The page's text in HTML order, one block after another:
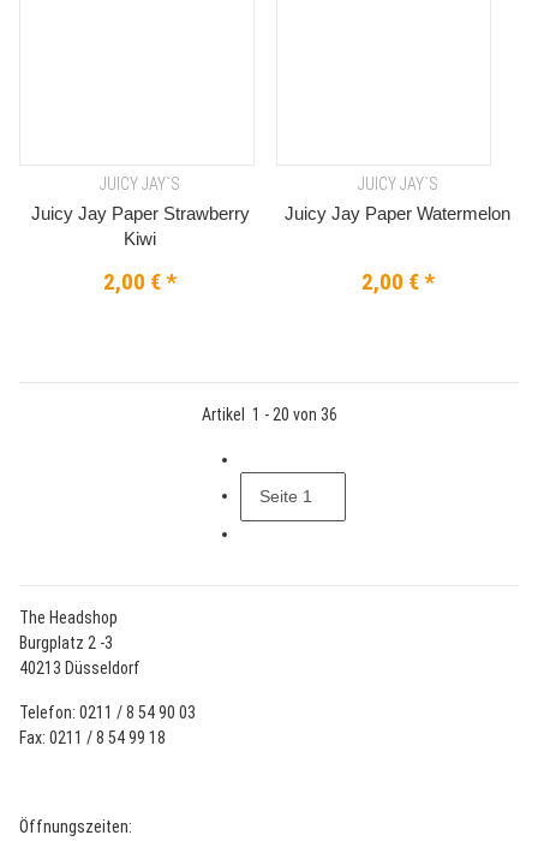
JUICY JAY`S
Juicy Jay Paper Strawberry
Kiwi
2,00 €*
JUICY JAY`S
Juicy Jay Paper Watermelon
2,00 €*
Artikel 1 - 20 von 36
Seite 1
The Headshop
Burgplatz 2 -3
40213 Düsseldorf
Telefon: 0211 / 8 54 90 03
Fax: 0211 / 8 54 99 18
Öffnungszeiten: